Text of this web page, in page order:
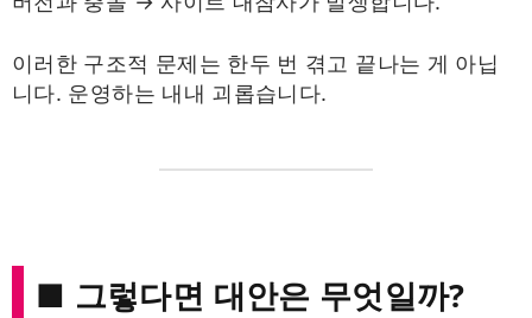
이러한 구조적 문제는 한두 번 겪고 끝나는 게 아닙
니다. 운영하는 내내 괴롭습니다.
■ 그렇다면 대안은 무엇일까?